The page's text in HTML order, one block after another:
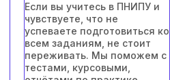
Если вы учитесь в ПНИПУ и
чувствуете, что не
успеваете подготовиться ко
всем заданиям, не стоит
переживать. Мы поможем с
тестами, курсовыми,